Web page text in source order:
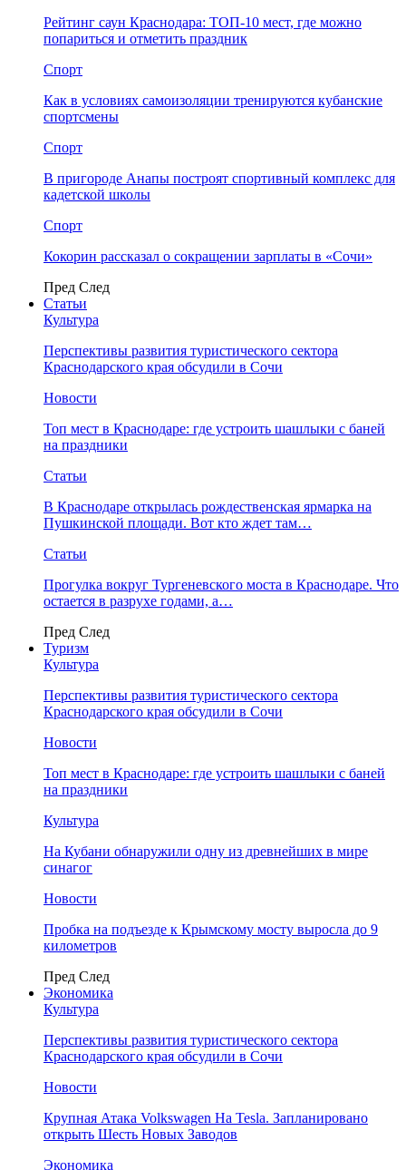
Рейтинг саун Краснодара: ТОП-10 мест, где можно
попариться и отметить праздник
Спорт
Как в условиях самоизоляции тренируются кубанские
спортсмены
Спорт
В пригороде Анапы построят спортивный комплекс для
кадетской школы
Спорт
Кокорин рассказал о сокращении зарплаты в «Сочи»
Пред След
Статьи
Культура
Перспективы развития туристического сектора
Краснодарского края обсудили в Сочи
Новости
Топ мест в Краснодаре: где устроить шашлыки с баней
на праздники
Статьи
В Краснодаре открылась рождественская ярмарка на
Пушкинской площади. Вот кто ждет там…
Статьи
Прогулка вокруг Тургеневского моста в Краснодаре. Что
остается в разрухе годами, а…
Пред След
Туризм
Культура
Перспективы развития туристического сектора
Краснодарского края обсудили в Сочи
Новости
Топ мест в Краснодаре: где устроить шашлыки с баней
на праздники
Культура
На Кубани обнаружили одну из древнейших в мире
синагог
Новости
Пробка на подъезде к Крымскому мосту выросла до 9
километров
Пред След
Экономика
Культура
Перспективы развития туристического сектора
Краснодарского края обсудили в Сочи
Новости
Крупная Атака Volkswagen На Tesla. Запланировано
открыть Шесть Новых Заводов
Экономика